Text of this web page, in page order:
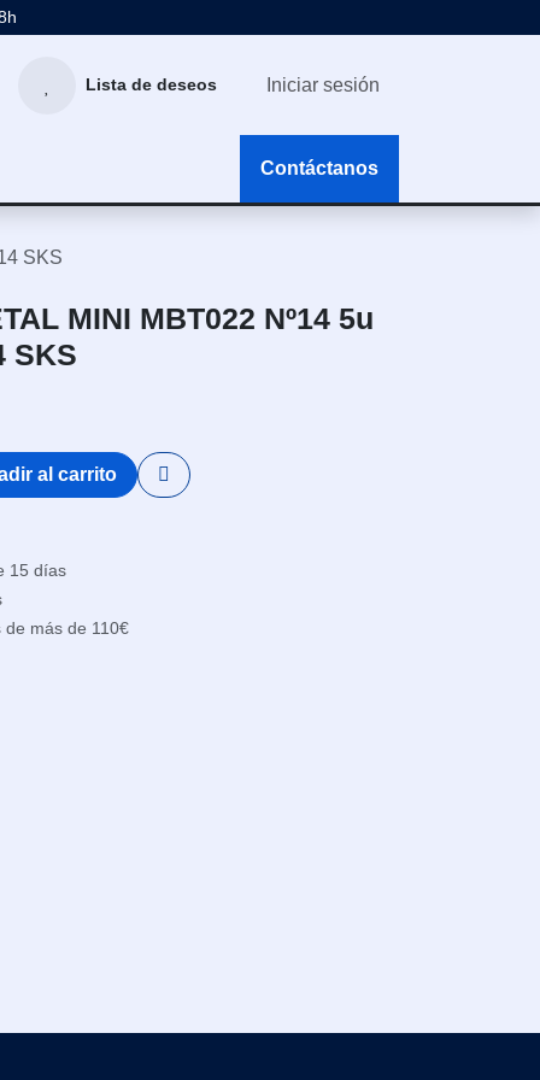
Lista de deseos Iniciar sesión
Contáctanos
SKS
MINI MBT022 Nº14 5u
SKS
al carrito
15 días
de más de 110€